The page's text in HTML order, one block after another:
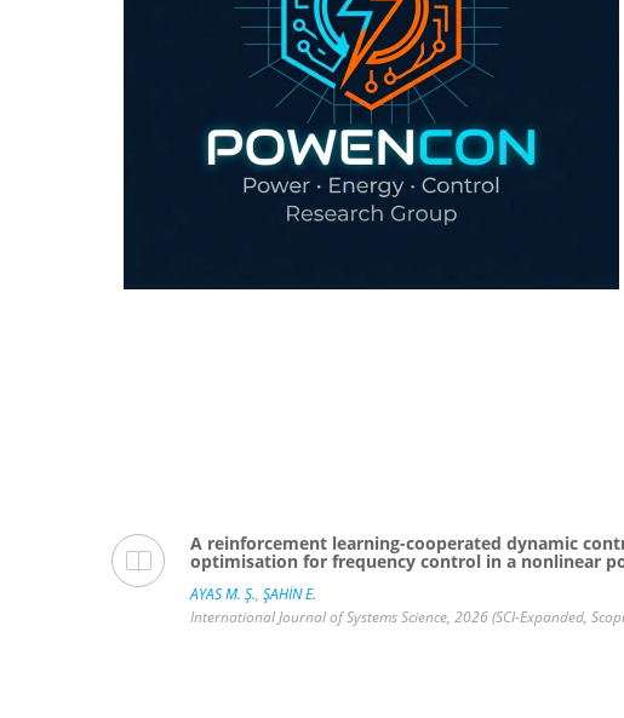
A reinforcement learning-cooperated dynamic
optimisation for frequency control in a nonlinear
AYAS M. Ş., ŞAHİN E.
International Journal of Systems Science, 2026 (SCI-Expanded,